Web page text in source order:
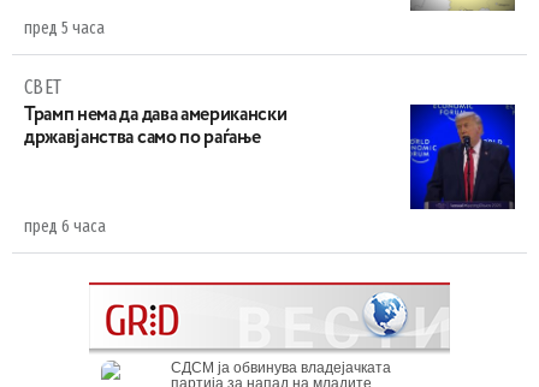
пред 5 часа
СВЕТ
Трамп нема да дава американски
државјанства само по раѓање
пред 6 часа